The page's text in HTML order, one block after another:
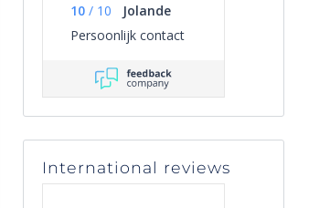
10 / 10
Jolande
Persoonlijk contact
International reviews